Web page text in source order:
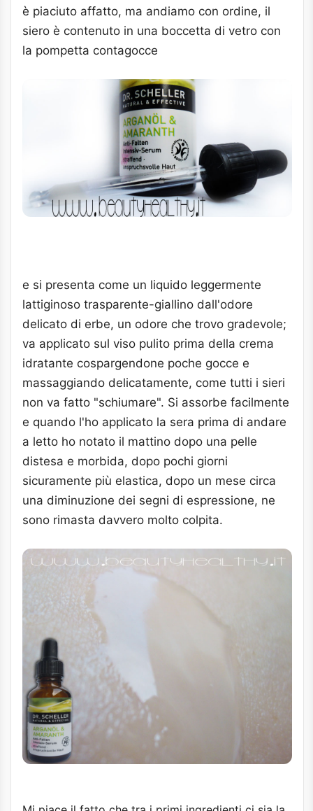
è piaciuto affatto, ma andiamo con ordine, il
siero è contenuto in una boccetta di vetro con
la pompetta contagocce
e si presenta come un liquido leggermente
lattiginoso trasparente-giallino dall'odore
delicato di erbe, un odore che trovo gradevole;
va applicato sul viso pulito prima della crema
idratante cospargendone poche gocce e
massaggiando delicatamente, come tutti i sieri
non va fatto "schiumare". Si assorbe facilmente
e quando l'ho applicato la sera prima di andare
a letto ho notato il mattino dopo una pelle
distesa e morbida, dopo pochi giorni
sicuramente più elastica, dopo un mese circa
una diminuzione dei segni di espressione, ne
sono rimasta davvero molto colpita.